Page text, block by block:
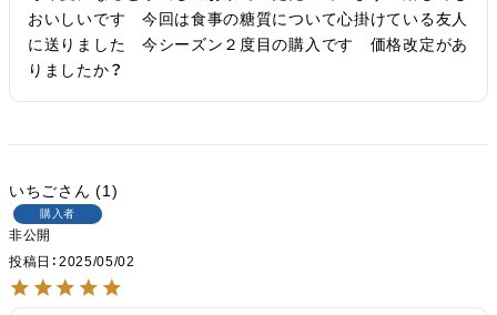
おいしいです　今回は食事の糖質について心掛けている友人
に送りました　今シーズン２度目の購入です　価格改定があ
りましたか？
いちご 1
購入者
非公開
投稿日
2025/05/02